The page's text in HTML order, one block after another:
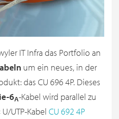
IT Infra das Portfolio an
um ein neues, in der
das CU 696 4P. Dieses
6A-Kabel wird parallel zu
UTP-Kabel CU 692 4P